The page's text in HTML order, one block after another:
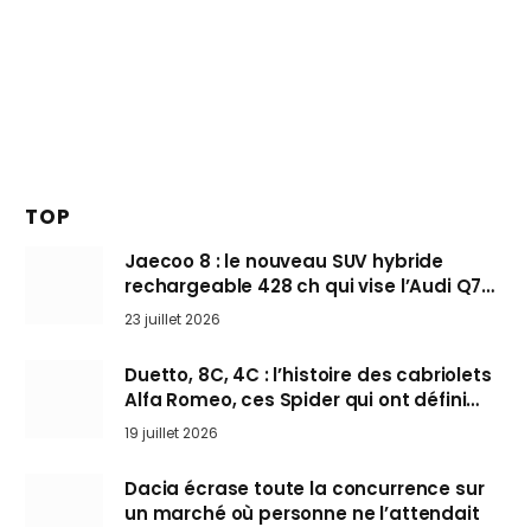
TOP
Jaecoo 8 : le nouveau SUV hybride
rechargeable 428 ch qui vise l’Audi Q7
arrive en Europe cet automne
23 juillet 2026
Duetto, 8C, 4C : l’histoire des cabriolets
Alfa Romeo, ces Spider qui ont défini
l’art de rouler cheveux au vent
19 juillet 2026
Dacia écrase toute la concurrence sur
un marché où personne ne l’attendait